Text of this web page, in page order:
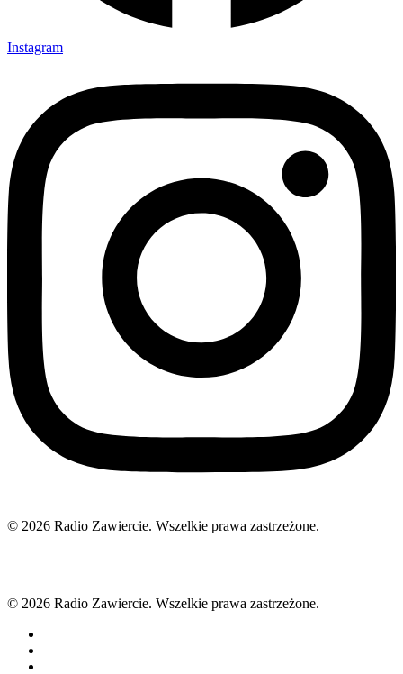
Instagram
© 2026 Radio Zawiercie. Wszelkie prawa zastrzeżone.
© 2026 Radio Zawiercie. Wszelkie prawa zastrzeżone.